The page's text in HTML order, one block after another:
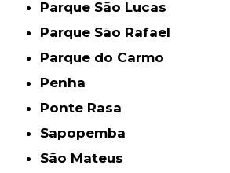
Parque São Lucas
Parque São Rafael
Parque do Carmo
Penha
Ponte Rasa
Sapopemba
São Mateus